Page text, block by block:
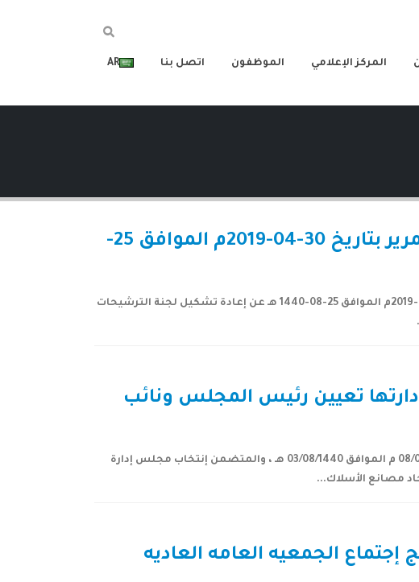
المركز الإعلامي الموظفون اتصل بنا AR
إعلان شركة إتحاد مصانع الأسلاك عن قرار مجلس الإدارة بالتمرير بتاريخ 30-04-2019م الموافق 25-
بند توضيح تفاصيل الإعلان تعلن شركة اتحاد مصانع الاسلاك عن قرار مجلس الادارة بالتمرير بتاريخ 30-04-2019م الموافق 25-08-1440 هـ عن إعادة تشكيل لجنة الترشيحات
تعيين رئيس المجلس ونائب
بند توضيح تفاصيل الإعلان إشارة الى إجتماع الجمعية العامة العادية العاشرة المنعقد يوم الأثنين 08/04/2019 م الموافق 03/08/1440 هـ ، والمتضمن إنتخاب مجلس إدارة
الجمعيه العامه العاديه